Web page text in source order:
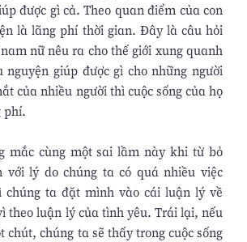
được gì cả. Theo quan điểm của con
là lãng phí thời gian. Đây là câu hỏi
nữ nêu ra cho thế giới xung quanh
nguyện giúp được gì cho những người
của nhiều người thì cuộc sống của họ
phí.
mắc cùng một sai lầm này khi từ bỏ
với lý do chúng ta có quá nhiều việc
ta đặt mình vào cái luận lý về
theo luận lý của tình yêu. Trái lại, nếu
chút, chúng ta sẽ thấy trong cuộc sống